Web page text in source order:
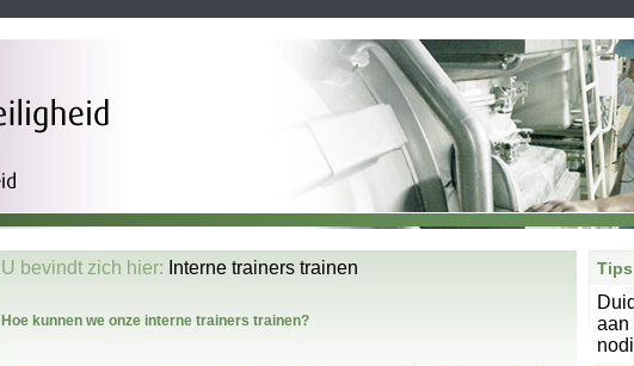
U bevindt zich hier: Interne trainers trainen
Hoe kunnen we onze interne trainers trainen?
Tips
aan